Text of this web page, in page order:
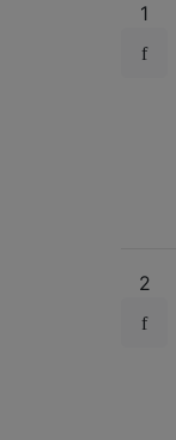
1
2